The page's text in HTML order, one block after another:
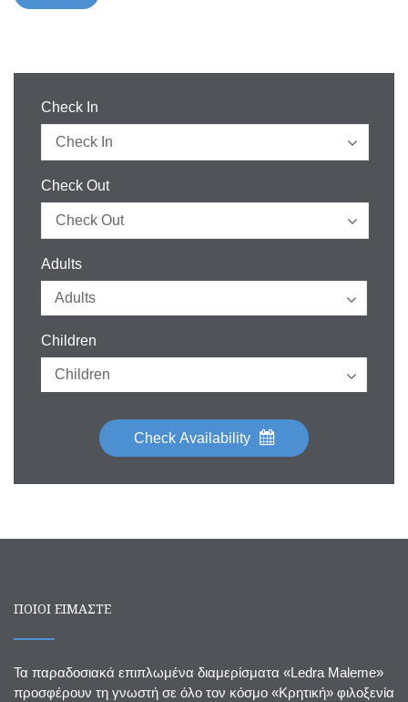
Check In
Check Out
Adults
Children
Check Availability
ΠΟΙΟΙ ΕΙΜΑΣΤΕ
Τα παραδοσιακά επιπλωμένα διαμερίσματα «Ledra Maleme»
προσφέρουν τη γνωστή σε όλο τον κόσμο «Κρητική» φιλοξενία